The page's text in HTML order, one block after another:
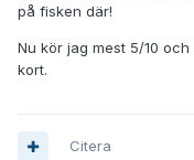
på fisken där!
Nu kör jag mest 5/10
kort.
Citera